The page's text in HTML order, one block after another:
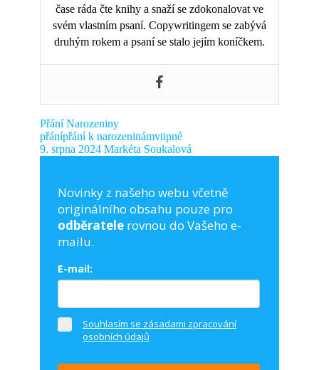
čase ráda čte knihy a snaží se zdokonalovat ve
svém vlastním psaní. Copywritingem se zabývá
druhým rokem a psaní se stalo jejím koníčkem.
Přání Narozeniny
přánípřání k narozeninámvtipné
9. srpna 2024 Markéta Soukalová
Novinky z našeho webu včetně
originálního obsahu pouze pro
odběratele rovnou do Vašeho e-
mailu.
E-mail:
Souhlasím se zásadami zpracování
osobních údajů